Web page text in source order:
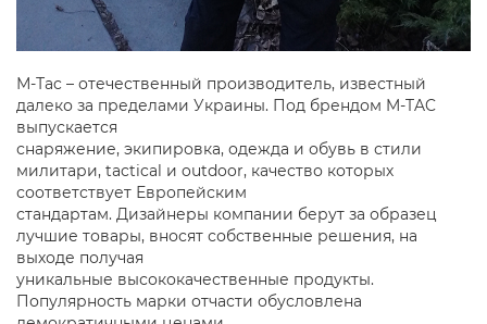
М-Тac – отечественный производитель, известный
далеко за пределами Украины. Под брендом M-TAC
выпускается
снаряжение, экипировка, одежда и обувь в стили
милитари, tactical и outdoor, качество которых
соответствует Европейским
стандартам. Дизайнеры компании берут за образец
лучшие товары, вносят собственные решения, на
выходе получая
уникальные высококачественные продукты.
Популярность марки отчасти обусловлена